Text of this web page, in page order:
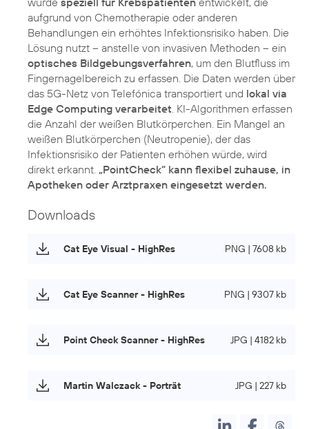
aufgrund von Chemotherapie oder anderen
Behandlungen ein erhöhtes Infektionsrisiko haben. Die
Lösung nutzt – anstelle von invasiven Methoden – ein
optisches Bildgebungsverfahren, um den Blutfluss im
Fingernagelbereich zu erfassen. Die Daten werden über
das 5G-Netz von Telefónica transportiert und lokal via
Edge Computing verarbeitet. KI-Algorithmen erfassen
die Anzahl der weißen Blutkörperchen. Ein Mangel an
weißen Blutkörperchen (Neutropenie), der das
Infektionsrisiko der Patienten erhöhen würde, wird
direkt erkannt. „PointCheck“ kann flexibel zuhause, in
Apotheken oder Arztpraxen eingesetzt werden.
Downloads
Cat Eye Visual - HighRes PNG | 7608 kb
Cat Eye Scanner - HighRes PNG | 9307 kb
Point Check Scanner - HighRes JPG | 4182 kb
Martin Walczack - Porträt JPG | 227 kb